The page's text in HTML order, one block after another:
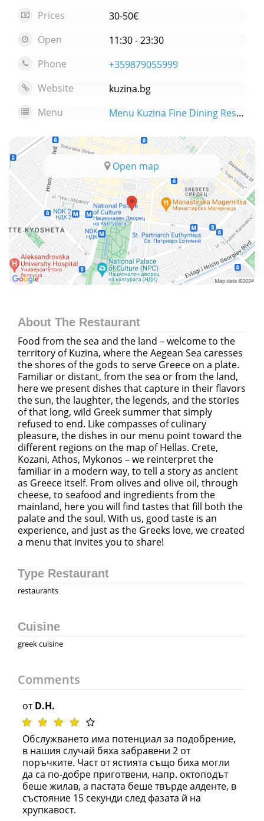
Prices
30-50€
Open
11:30 - 23:30
Phone
+359879055999
Website
kuzina.bg
Menu
Menu Kuzina Fine Dining Restaurant by Stefanos Stamidis
Open map
About The Restaurant
Food from the sea and the land – welcome to the
territory of Kuzina, where the Aegean Sea caresses
the shores of the gods to serve Greece on a plate.
Familiar or distant, from the sea or from the land,
here we present dishes that capture in their flavors
the sun, the laughter, the legends, and the stories
of that long, wild Greek summer that simply
refused to end. Like compasses of culinary
pleasure, the dishes in our menu point toward the
different regions on the map of Hellas. Crete,
Kozani, Athos, Mykonos – we reinterpret the
familiar in a modern way, to tell a story as ancient
as Greece itself. From olives and olive oil, through
cheese, to seafood and ingredients from the
mainland, here you will find tastes that fill both the
palate and the soul. With us, good taste is an
experience, and just as the Greeks love, we created
a menu that invites you to share!
Type Restaurant
restaurants
Cuisine
greek cuisine
Comments
отD.H.
Обслужването има потенциал за подобрение,
в нашия случай бяха забравени 2 от
поръчките. Част от ястията също биха могли
да са по-добре приготвени, напр. октоподът
беше жилав, а пастата беше твърде алденте, в
състояние 15 секунди след фазата й на
хрупкавост.